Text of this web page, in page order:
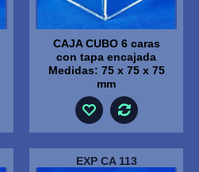
CAJA CUBO 6 caras
con tapa encajada
Medidas: 75 x 75 x 75
mm
EXP CA 113